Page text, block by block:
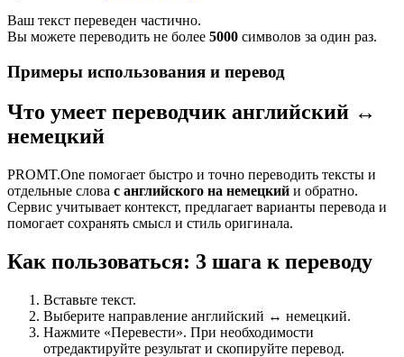
Ваш текст переведен частично.
Вы можете переводить не более 5000 символов за один раз.
Примеры использования и перевод
Что умеет переводчик английский ↔
немецкий
PROMT.One помогает быстро и точно переводить тексты и
отдельные слова с английского на немецкий и обратно.
Сервис учитывает контекст, предлагает варианты перевода и
помогает сохранять смысл и стиль оригинала.
Как пользоваться: 3 шага к переводу
Вставьте текст.
Выберите направление английский ↔ немецкий.
Нажмите «Перевести». При необходимости
отредактируйте результат и скопируйте перевод.